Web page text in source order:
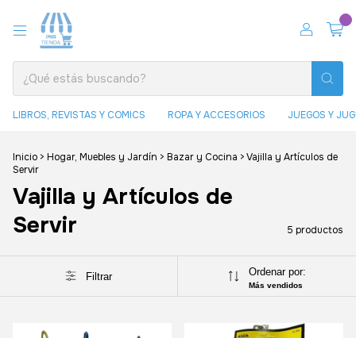
LIBROS, REVISTAS Y COMICS ROPA Y ACCESORIOS JUEGOS Y
Inicio > Hogar, Muebles y Jardín > Bazar y Cocina >Vajilla y Artículos de
Servir
Vajilla y Artículos de
Servir
5 productos
Filtrar Ordenar por:
Más vendidos